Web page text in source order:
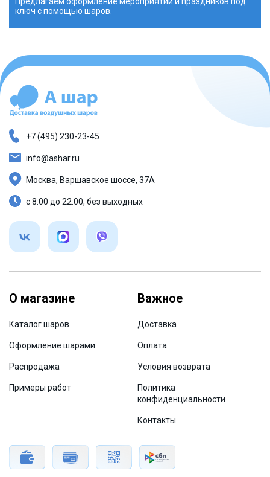
ключ с помощью шаров.
О магазине
Каталог шаров
Оформление шарами
Распродажа
Примеры работ
Важное
Доставка
Оплата
Условия возврата
Политика
конфиденциальности
Контакты
+7 (495) 230-23-45
info@ashar.ru
Москва, Варшавское шоссе, 37А
с 8:00 до 22:00, без выходных